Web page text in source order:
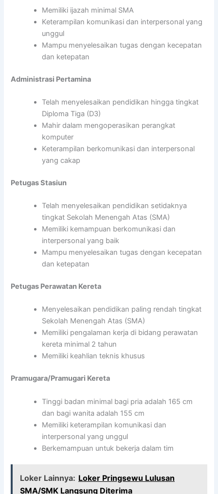
Memiliki ijazah minimal SMA
Keterampilan komunikasi dan interpersonal yang
unggul
Mampu menyelesaikan tugas dengan kecepatan
dan ketepatan
Administrasi Pertamina
Telah menyelesaikan pendidikan hingga tingkat
Diploma Tiga (D3)
Mahir dalam mengoperasikan perangkat
komputer
Keterampilan berkomunikasi dan interpersonal
yang cakap
Petugas Stasiun
Telah menyelesaikan pendidikan setidaknya
tingkat Sekolah Menengah Atas (SMA)
Memiliki kemampuan berkomunikasi dan
interpersonal yang baik
Mampu menyelesaikan tugas dengan kecepatan
dan ketepatan
Petugas Perawatan Kereta
Menyelesaikan pendidikan paling rendah tingkat
Sekolah Menengah Atas (SMA)
Memiliki pengalaman kerja di bidang perawatan
kereta minimal 2 tahun
Memiliki keahlian teknis khusus
Pramugara/Pramugari Kereta
Tinggi badan minimal bagi pria adalah 165 cm
dan bagi wanita adalah 155 cm
Memiliki keterampilan komunikasi dan
interpersonal yang unggul
Berkemampuan untuk bekerja dalam tim
Loker Lainnya: Loker Pringsewu Lulusan
SMA/SMK Langsung Diterima